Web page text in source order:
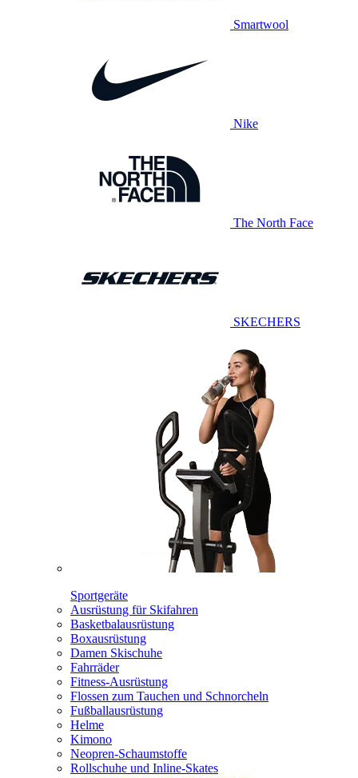
Smartwool
Nike
The North Face
SKECHERS
Sportgeräte
Ausrüstung für Skifahren
Basketbalausrüstung
Boxausrüstung
Damen Skischuhe
Fahrräder
Fitness-Ausrüstung
Flossen zum Tauchen und Schnorcheln
Fußballausrüstung
Helme
Kimono
Neopren-Schaumstoffe
Rollschuhe und Inline-Skates